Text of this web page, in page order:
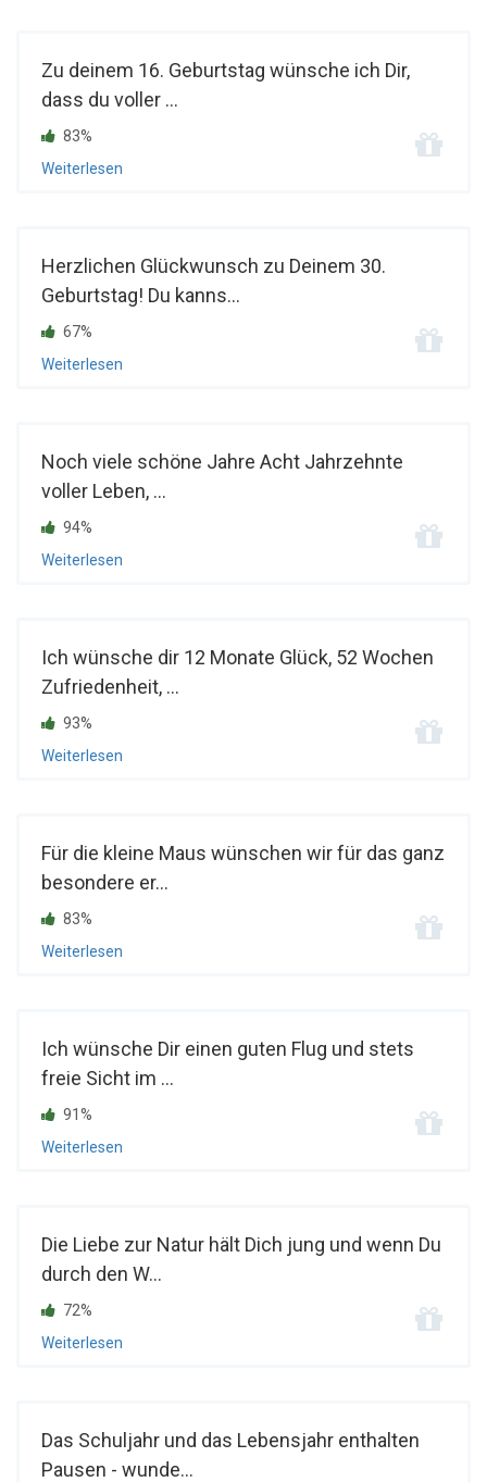
Zu deinem 16. Geburtstag wünsche ich Dir,
dass du voller ...
83%
Weiterlesen
Herzlichen Glückwunsch zu Deinem 30.
Geburtstag! Du kanns...
67%
Weiterlesen
Noch viele schöne Jahre Acht Jahrzehnte
voller Leben, ...
94%
Weiterlesen
Ich wünsche dir 12 Monate Glück, 52 Wochen
Zufriedenheit, ...
93%
Weiterlesen
Für die kleine Maus wünschen wir für das ganz
besondere er...
83%
Weiterlesen
Ich wünsche Dir einen guten Flug und stets
freie Sicht im ...
91%
Weiterlesen
Die Liebe zur Natur hält Dich jung und wenn Du
durch den W...
72%
Weiterlesen
Das Schuljahr und das Lebensjahr enthalten
Pausen - wunde...